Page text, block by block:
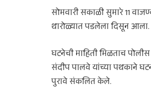
सोमवारी सकाळी सुमारे 11
थारोळ्यात पडलेला दिसून आला.
घटनेची माहिती मिळताच
संदीप पालवे यांच्या पथकाने
पुरावे संकलित केले.